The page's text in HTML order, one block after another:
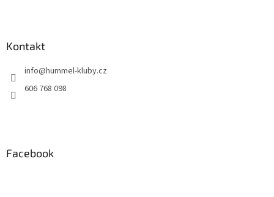
Kontakt
info@hummel-kluby.cz
606 768 098
Facebook